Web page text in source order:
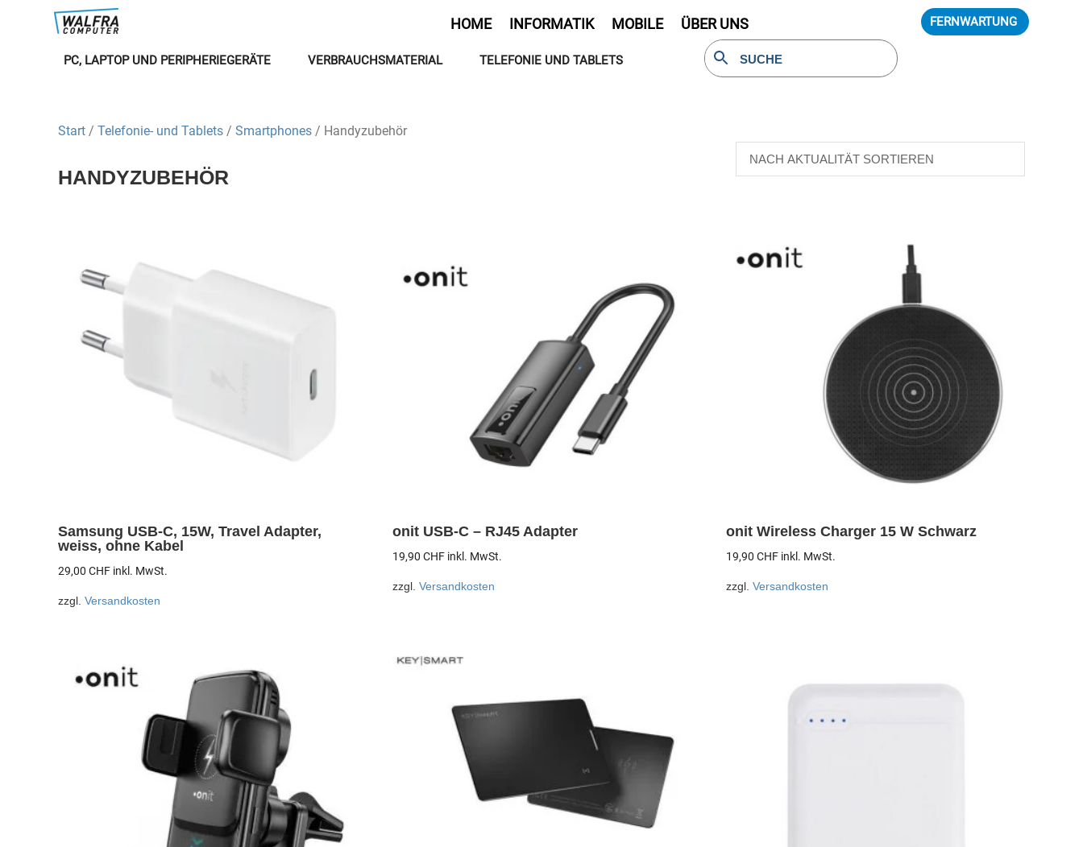
HOME INFORMATIK MOBILE ÜBER UNS FERNWARTUNG
PC, LAPTOP UND PERIPHERIEGERÄTE VERBRAUCHSMATERIAL TELEFONIE UND TABLETS
Start / Telefonie- und Tablets / Smartphones / Handyzubehör
HANDYZUBEHÖR
Samsung USB-C, 15W, Travel Adapter,
weiss, ohne Kabel
29,00 CHF inkl. MwSt.
zzgl. Versandkosten
onit USB-C – RJ45 Adapter
19,90 CHF inkl. MwSt.
zzgl. Versandkosten
onit Wireless Charger 15 W Schwarz
19,90CHF inkl. MwSt.
zzgl.Versandkosten